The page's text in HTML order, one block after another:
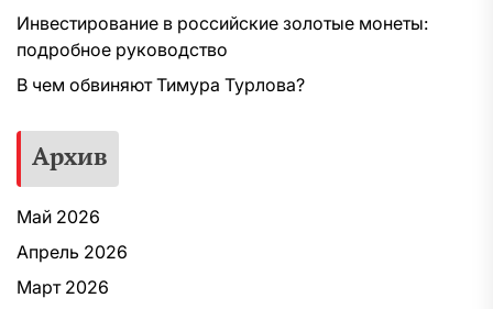
Инвестирование в российские золотые монеты:
подробное руководство
В чем обвиняют Тимура Турлова?
Архив
Май 2026
Апрель 2026
Март 2026